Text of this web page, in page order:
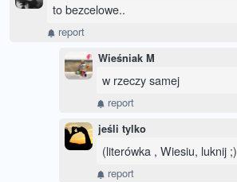
to bezcelowe..
report
Wieśniak M
w rzeczy samej
report
jeśli tylko
(literówka , Wiesiu, luknij ;)
report